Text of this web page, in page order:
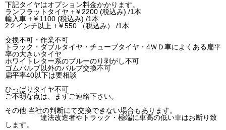
下記タイヤはオプション料金かかります。
ランフラットタイヤ +￥2200 (税込み) /1本
輸入車 +￥1100 (税込み) /1本
2２インチ以上 +￥550 （税込み） /1本
交換不可・作業不可
トラック・ダブルタイヤ・チューブタイヤ・4ＷＤ車によくある扁平
率の大きいタイヤ
ホワイトレター系のブルーのり剥がし不可
ゴムバルブ以外のバルブ交換不可
扁平率40以下は要相談
ひっぱりタイヤ不可
ご不明な点は、まずご連絡下さい。
その他 当社の判断にて交換できない場合もあります。
違法改造者やトラック・極端に車高の低い車はお断り致
します。